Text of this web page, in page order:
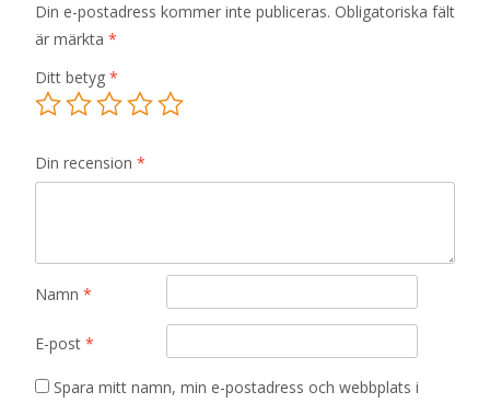
Din e-postadress kommer inte publiceras. Obligatoriska fält
är märkta *
Ditt betyg *
Din recension *
Namn *
E-post *
Spara mitt namn, min e-postadress och webbplats i